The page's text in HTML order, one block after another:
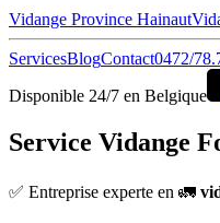
Vidange Province Hainaut
ServicesBlogContact0472/
Disponible 24/7 en Belgique
Service Vidange
✅ Entreprise experte en 🚛